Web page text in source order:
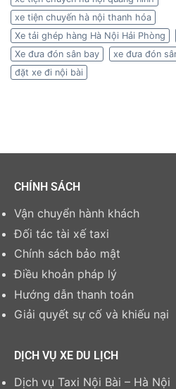
xe tiện chuyến hà nội thanh hóa
Xe tải ghép hàng Hà Nội Hải Phòng
Xe đưa đón sân bay
xe đưa đón
đặt xe đi nội bài
CHÍNH SÁCH
Vận chuyển hành khách
Đối tác tài xế taxi
Chính sách bảo mật
Điều khoản pháp lý
Hướng dẫn thanh toán
Giải quyết sự cố và khiếu nại
DỊCH VỤ XE DU LỊCH
Dịch vụ Taxi Nội Bài – Hà Nội